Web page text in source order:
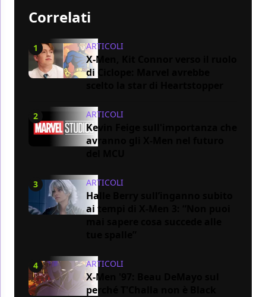
Correlati
1 ARTICOLI
X-Men, Kit Connor verso il ruolo
di Ciclope: Marvel avrebbe
2 ARTICOLI
Kevin Feige sull'importanza che
avranno gli X-Men nel futuro
3 ARTICOLI
Halle Berry sull’inganno subito
ai tempi di X-Men 3: “Non puoi
4 ARTICOLI
X-Men '97: Beau DeMayo sul
perché T'Challa non è Black